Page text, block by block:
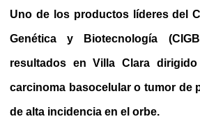
Uno de los productos líderes del
Genética y Biotecnología
resultados en Villa Clara
carcinoma basocelular o tumor de
de alta incidencia en el orbe.